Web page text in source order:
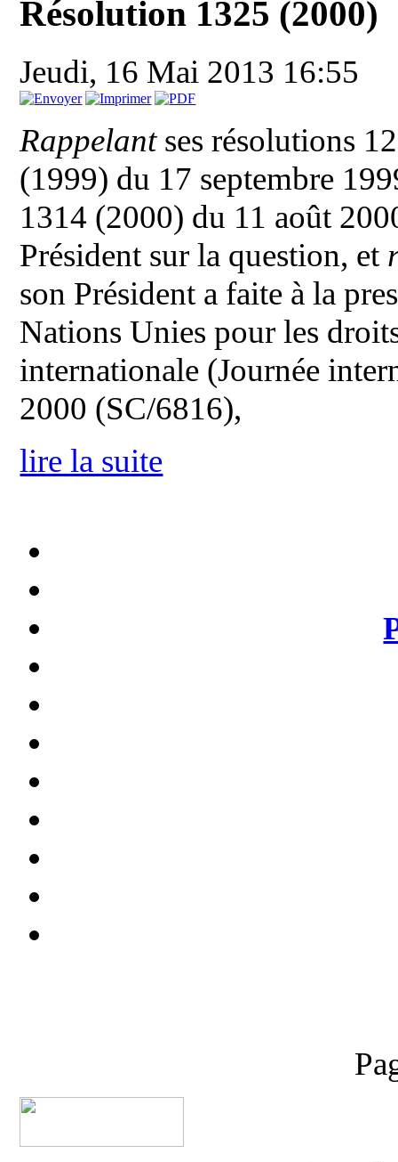
Résolution 1325 (2000)
Jeudi, 16 Mai 2013 16:55
Rappelant ses résolutions
(1999) du 17 septembre
1314 (2000) du 11 août
Président sur la question, et
son Président a faite à la
Nations Unies pour les
internationale (Journée
2000 (SC/6816),
lire la suite